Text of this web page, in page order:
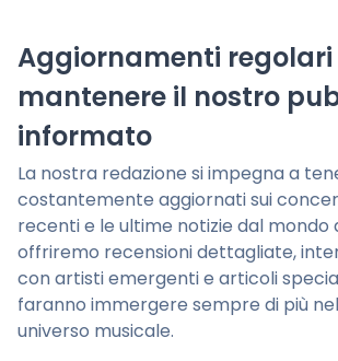
Aggiornamenti regolari
mantenere il nostro
informato
La nostra redazione si impegna a
costantemente aggiornati sui
recenti e le ultime notizie dal mondo
offriremo recensioni dettagliate,
con artisti emergenti e articoli
faranno immergere sempre di più
universo musicale.